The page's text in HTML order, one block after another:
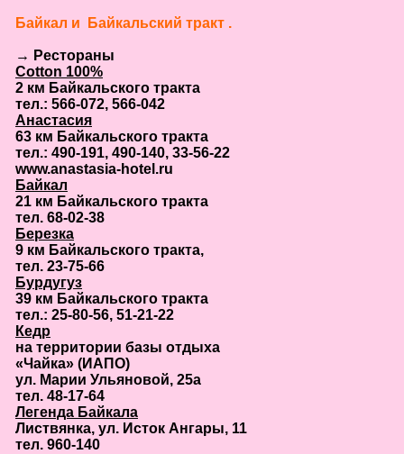
Байкал и Байкальский тракт .
→ Рестораны
Cotton 100%
2 км Байкальского тракта
тел.: 566-072, 566-042
Анастасия
63 км Байкальского тракта
тел.: 490-191, 490-140, 33-56-22
www.anastasia-hotel.ru
Байкал
21 км Байкальского тракта
тел. 68-02-38
Березка
9 км Байкальского тракта,
тел. 23-75-66
Бурдугуз
39 км Байкальского тракта
тел.: 25-80-56, 51-21-22
Кедр
на территории базы отдыха
«Чайка» (ИАПО)
ул. Марии Ульяновой, 25а
тел. 48-17-64
Легенда Байкала
Листвянка, ул. Исток Ангары, 11
тел. 960-140